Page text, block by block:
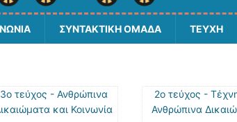
ΣΥΝΤΑΚΤΙΚΗ ΟΜΑΔΑ ΤΕΥΧΗ
3ο τεύχος - Ανθρώπινα
και Κοινωνία
2ο τεύχος -
Ανθρώπινα